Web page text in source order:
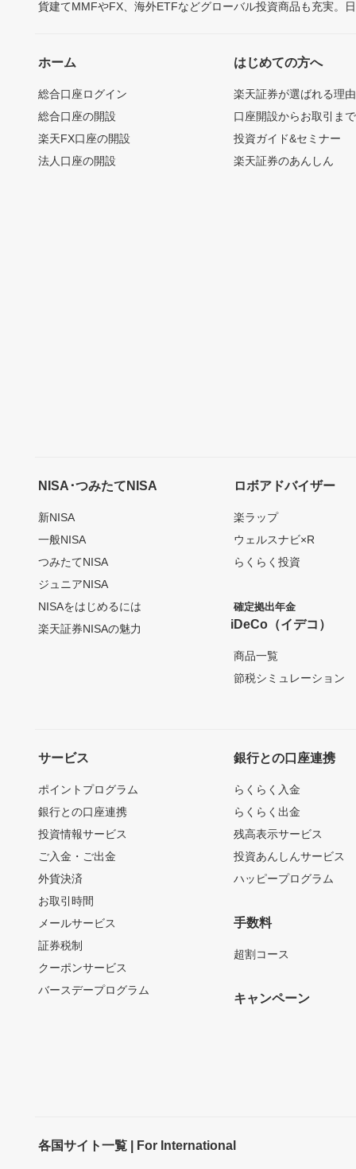
貨建てMMFやFX、海外ETFなどグローバル投資商品も充実。
ホーム
総合口座ログイン
総合口座の開設
楽天FX口座の開設
法人口座の開設
はじめての方へ
楽天証券が選ばれる理由
口座開設からお取引ま
投資ガイド&セミナー
楽天証券のあんしん
NISA･つみたてNISA
新NISA
一般NISA
つみたてNISA
ジュニアNISA
NISAをはじめるには
楽天証券NISAの魅力
ロボアドバイザー
楽ラップ
ウェルスナビ×R
らくらく投資
確定拠出年金
iDeCo（イデコ）
商品一覧
節税シミュレーション
サービス
ポイントプログラム
銀行との口座連携
投資情報サービス
ご入金・ご出金
外貨決済
お取引時間
メールサービス
証券税制
クーポンサービス
バースデープログラム
銀行との口座連携
らくらく入金
らくらく出金
残高表示サービス
投資あんしんサービス
ハッピープログラム
手数料
超割コース
キャンペーン
各国サイト一覧 | For International